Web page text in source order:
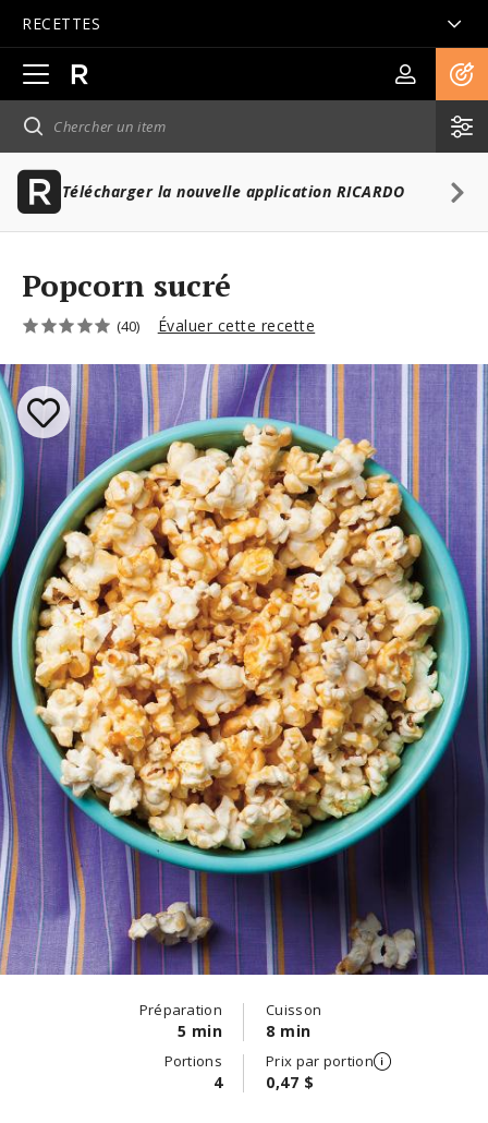
RECETTES
Ouvrir
la
navigation
principale
Télécharger la nouvelle application RICARDO
Popcorn sucré
(40) Évaluer cette recette
Préparation
5 min
Cuisson
8 min
Portions
4
Prix par portion
0,47 $